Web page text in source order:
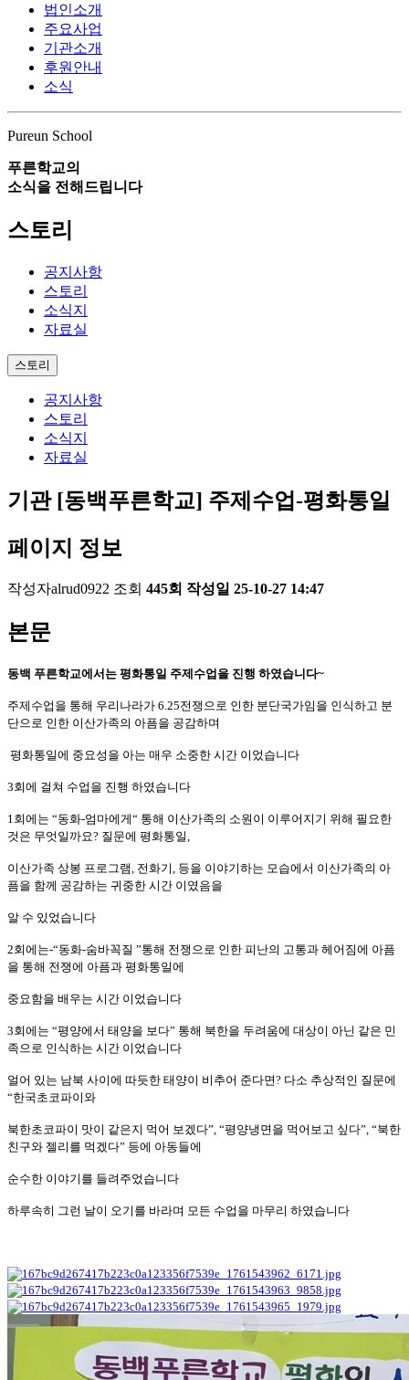
법인소개
주요사업
기관소개
후원안내
소식
Pureun School
푸른학교의
소식을 전해드립니다
스토리
공지사항
스토리
소식지
자료실
스토리
공지사항
스토리
소식지
자료실
기관 [동백푸른학교] 주제수업-평화통일
페이지 정보
작성자alrud0922 조회 445회 작성일 25-10-27 14:47
본문
동백 푸른학교에서는 평화통일 주제수업을 진행 하였습니다~
주제수업을 통해 우리나라가 6.25전쟁으로 인한 분단국가임을 인식하고 분
단으로 인한 이산가족의 아픔을 공감하며
평화통일에 중요성을 아는 매우 소중한 시간 이었습니다
3회에 걸쳐 수업을 진행 하였습니다
1회에는 “동화-엄마에게“ 통해 이산가족의 소원이 이루어지기 위해 필요한
것은 무엇일까요? 질문에 평화통일,
이산가족 상봉 프로그램, 전화기, 등을 이야기하는 모습에서 이산가족의 아
픔을 함께 공감하는 귀중한 시간 이였음을
알 수 있었습니다
2회에는-“동화-숨바꼭질 ”통해 전쟁으로 인한 피난의 고통과 헤어짐에 아픔
을 통해 전쟁에 아픔과 평화통일에
중요함을 배우는 시간 이었습니다
3회에는 “평양에서 태양을 보다” 통해 북한을 두려움에 대상이 아닌 같은 민
족으로 인식하는 시간 이었습니다
얼어 있는 남북 사이에 따듯한 태양이 비추어 준다면? 다소 추상적인 질문에
“한국초코파이와
북한초코파이 맛이 같은지 먹어 보겠다”, “평양냉면을 먹어보고 싶다”, “북한
친구와 젤리를 먹겠다” 등에 아동들에
순수한 이야기를 들려주었습니다
하루속히 그런 날이 오기를 바라며 모든 수업을 마무리 하였습니다